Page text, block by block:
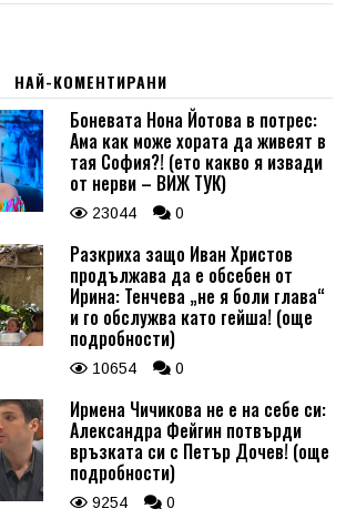
НАЙ-КОМЕНТИРАНИ
Боневата Нона Йотова в потрес:
Ама как може хората да живеят в
тая София?! (ето какво я извади
от нерви – ВИЖ ТУК)
23044 0
Разкриха защо Иван Христов
продължава да е обсебен от
Ирина: Тенчева „не я боли глава“
и го обслужва като гейша! (още
подробности)
10654 0
Ирмена Чичикова не е на себе си:
Александра Фейгин потвърди
връзката си с Петър Дочев! (още
подробности)
9254 0